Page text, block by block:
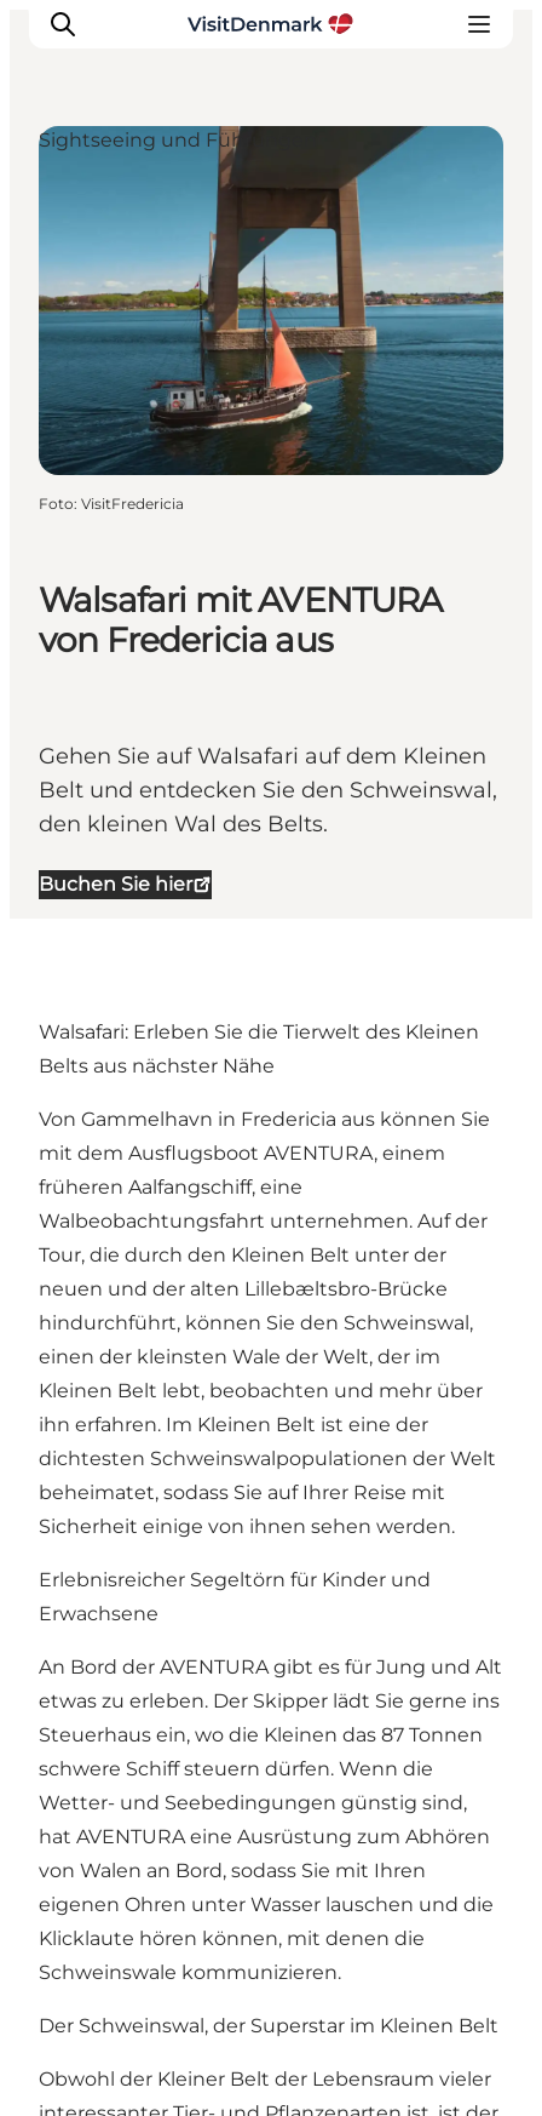
Erlebnisse
Unterkünfte
Reiseplanung
Walsafari mit AVENTURA
von Fredericia aus
Gehen Sie auf Walsafari auf dem Kleinen
Belt und entdecken Sie den Schweinswal,
den kleinen Wal des Belts.
Buchen Sie hier
Sightseeing und Führungen
Foto: VisitFredericia
Walsafari: Erleben Sie die Tierwelt des Kleinen
Belts aus nächster Nähe
Von Gammelhavn in Fredericia aus können Sie
mit dem Ausflugsboot AVENTURA, einem
früheren Aalfangschiff, eine
Walbeobachtungsfahrt unternehmen. Auf der
Tour, die durch den Kleinen Belt unter der
neuen und der alten Lillebæltsbro-Brücke
hindurchführt, können Sie den Schweinswal,
einen der kleinsten Wale der Welt, der im
Kleinen Belt lebt, beobachten und mehr über
ihn erfahren. Im Kleinen Belt ist eine der
dichtesten Schweinswalpopulationen der Welt
beheimatet, sodass Sie auf Ihrer Reise mit
Sicherheit einige von ihnen sehen werden.
Erlebnisreicher Segeltörn für Kinder und
Erwachsene
An Bord der AVENTURA gibt es für Jung und Alt
etwas zu erleben. Der Skipper lädt Sie gerne ins
Steuerhaus ein, wo die Kleinen das 87 Tonnen
schwere Schiff steuern dürfen. Wenn die
Wetter- und Seebedingungen günstig sind,
hat AVENTURA eine Ausrüstung zum Abhören
von Walen an Bord, sodass Sie mit Ihren
eigenen Ohren unter Wasser lauschen und die
Klicklaute hören können, mit denen die
Schweinswale kommunizieren.
Der Schweinswal, der Superstar im Kleinen Belt
Obwohl der Kleiner Belt der Lebensraum vieler